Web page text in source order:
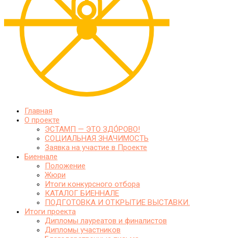
Главная
О проекте
ЭСТАМП — ЭТО ЗДО́РОВО!
СОЦИАЛЬНАЯ ЗНАЧИМОСТЬ
Заявка на участие в Проекте
Биеннале
Положение
Жюри
Итоги конкурсного отбора
КАТАЛОГ БИЕННАЛЕ
ПОДГОТОВКА И ОТКРЫТИЕ ВЫСТАВКИ.
Итоги проекта
Дипломы лауреатов и финалистов
Дипломы участников